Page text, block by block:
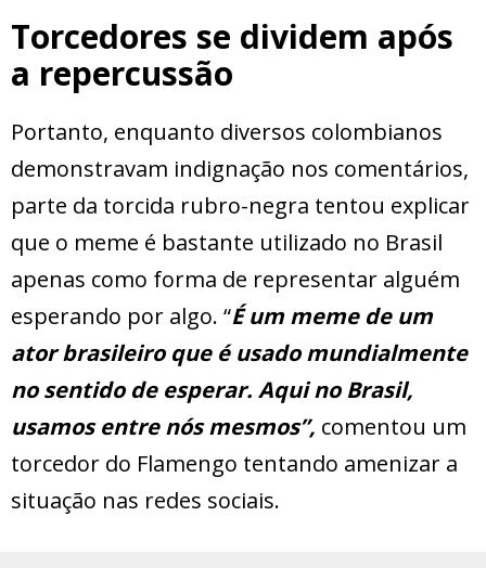
Torcedores se dividem após
a repercussão
Portanto, enquanto diversos colombianos
demonstravam indignação nos comentários,
parte da torcida rubro-negra tentou explicar
que o meme é bastante utilizado no Brasil
apenas como forma de representar alguém
esperando por algo. “É um meme de um
ator brasileiro que é usado mundialmente
no sentido de esperar. Aqui no Brasil,
usamos entre nós mesmos”, comentou um
torcedor do Flamengo tentando amenizar a
situação nas redes sociais.